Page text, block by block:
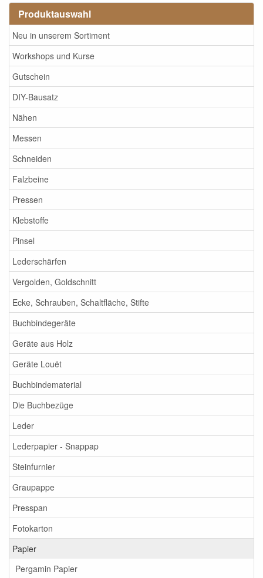
Produktauswahl
Neu in unserem Sortiment
Workshops und Kurse
Gutschein
DIY-Bausatz
Nähen
Messen
Schneiden
Falzbeine
Pressen
Klebstoffe
Pinsel
Lederschärfen
Vergolden, Goldschnitt
Ecke, Schrauben, Schaltfläche, Stifte
Buchbindegeräte
Geräte aus Holz
Geräte Louët
Buchbindematerial
Die Buchbezüge
Leder
Lederpapier - Snappap
Steinfurnier
Graupappe
Presspan
Fotokarton
Papier
Pergamin Papier